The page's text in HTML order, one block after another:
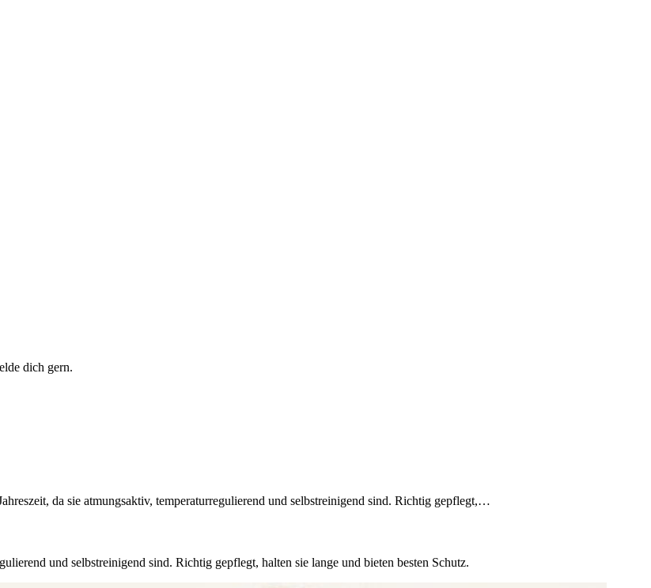
dich gern.
da sie atmungsaktiv, temperaturregulierend und selbstreinigend sind. Richtig gepflegt,…
und selbstreinigend sind. Richtig gepflegt, halten sie lange und bieten besten Schutz.